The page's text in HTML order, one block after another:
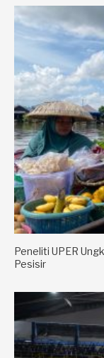
Peneliti UPER
Pesisir